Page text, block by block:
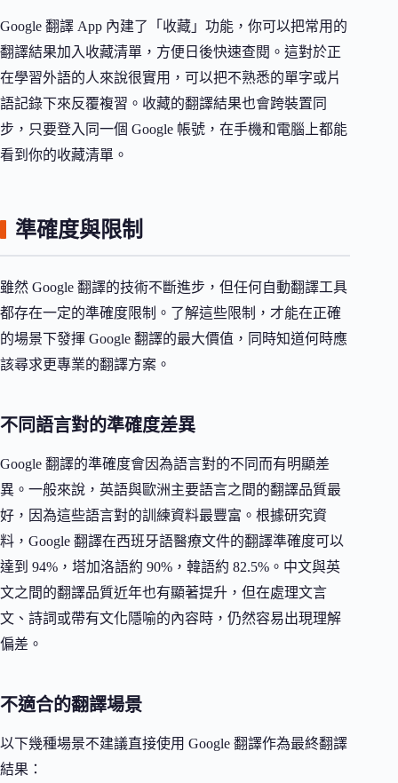
Google 翻譯 App 內建了「收藏」功能，你可以把常用的
翻譯結果加入收藏清單，方便日後快速查閱。這對於正
在學習外語的人來說很實用，可以把不熟悉的單字或片
語記錄下來反覆複習。收藏的翻譯結果也會跨裝置同
步，只要登入同一個 Google 帳號，在手機和電腦上都能
看到你的收藏清單。
準確度與限制
雖然 Google 翻譯的技術不斷進步，但任何自動翻譯工具
都存在一定的準確度限制。了解這些限制，才能在正確
的場景下發揮 Google 翻譯的最大價值，同時知道何時應
該尋求更專業的翻譯方案。
不同語言對的準確度差異
Google 翻譯的準確度會因為語言對的不同而有明顯差
異。一般來說，英語與歐洲主要語言之間的翻譯品質最
好，因為這些語言對的訓練資料最豐富。根據研究資
料，Google 翻譯在西班牙語醫療文件的翻譯準確度可以
達到 94%，塔加洛語約 90%，韓語約 82.5%。中文與英
文之間的翻譯品質近年也有顯著提升，但在處理文言
文、詩詞或帶有文化隱喻的內容時，仍然容易出現理解
偏差。
不適合的翻譯場景
以下幾種場景不建議直接使用 Google 翻譯作為最終翻譯
結果：